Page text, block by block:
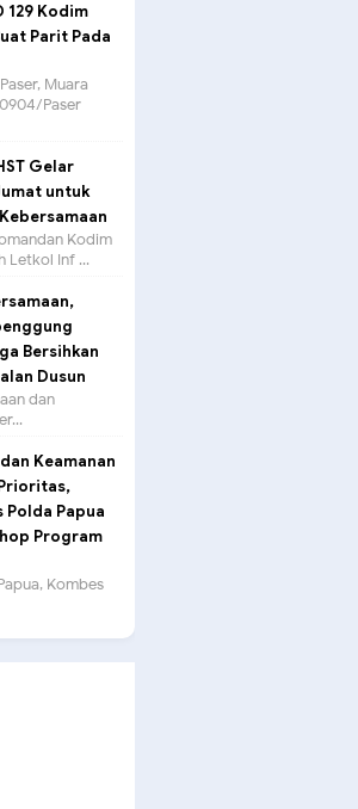
129 Kodim
Parit Pada
Muara
Paser
Gelar
untuk
Kodim
Letkol Inf ...
Bersihkan
Dusun
dan
Keamanan
Polda Papua
Program
Kombes